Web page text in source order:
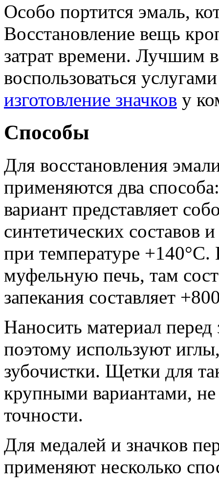
Особо портится эмаль,
Восстановление вещь
затрат времени. Лучшим
воспользоваться
изготовление значков у
Способы
Для восстановления
применяются два
вариант представляет
синтетических составов
при температуре +140°С.
муфельную печь, там
запекания составляет
Наносить материал
поэтому используют
зубочистки. Щетки для
крупными вариантами,
точности.
Для медалей и значков
применяют несколько